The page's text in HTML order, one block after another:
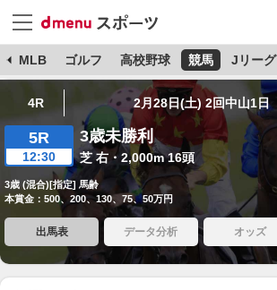
MLB ゴルフ 高校野球 競馬 Jリーグ
4R 2月28日(土) 2回中山1日
5R
12:30
3歳未勝利
芝 右・2,000m 16頭
3歳 (混合)[指定] 馬齢
本賞金：500、200、130、75、50万円
出馬表 データ分析 オッズ